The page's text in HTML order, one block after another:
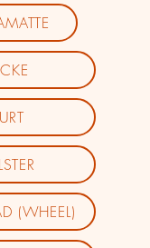
(WHEEL)